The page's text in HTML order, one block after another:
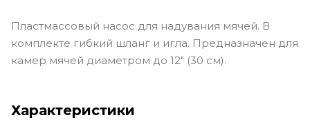
Пластмассовый насос для надувания мячей. В
комплекте гибкий шланг и игла. Предназначен для
камер мячей диаметром до 12" (30 см).
Характеристики